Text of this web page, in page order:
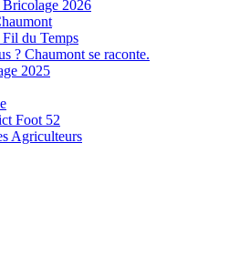
2026
du Temps
? Chaumont se raconte.
2025
Foot 52
Agriculteurs